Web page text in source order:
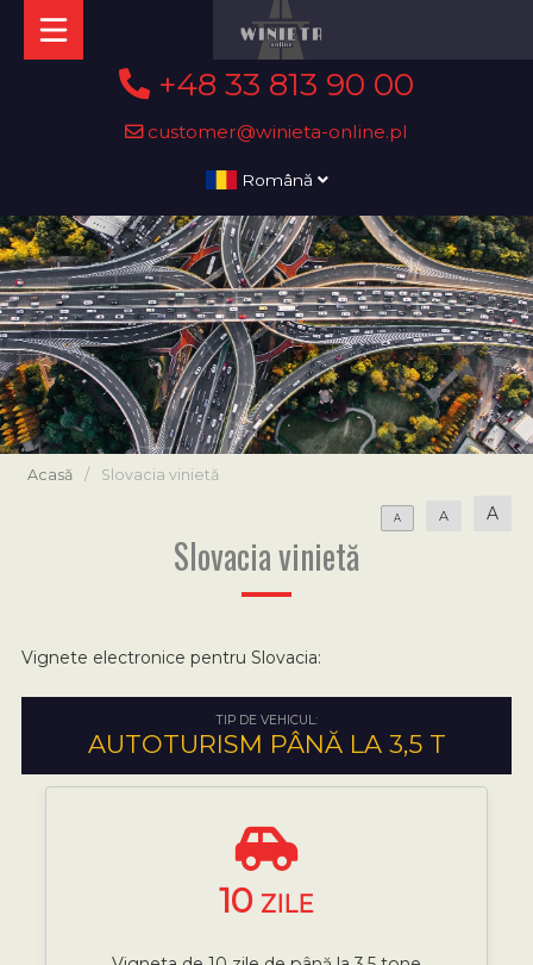
+48 33 813 90 00
customer@winieta-online.pl
Română
Acasă / Slovacia vinietă
A A A
Slovacia vinietă
Vignete electronice pentru Slovacia:
TIP DE VEHICUL:
AUTOTURISM PÂNĂ LA 3,5 T
10 ZILE